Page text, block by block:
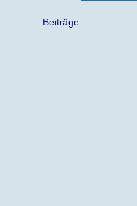
Beiträge